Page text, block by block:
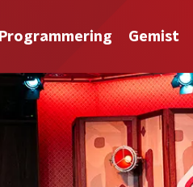
Programmering Gemist